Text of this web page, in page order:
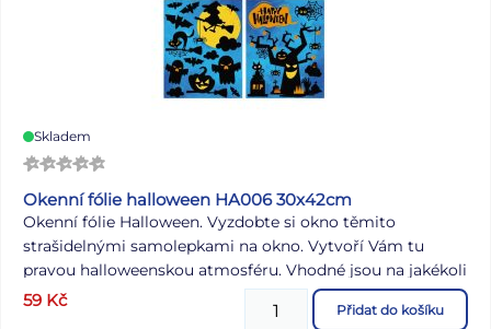
Skladem
Okenní fólie halloween HA006 30x42cm
Okenní fólie Halloween. Vyzdobte si okno těmito
strašidelnými samolepkami na okno. Vytvoří Vám tu
pravou halloweenskou atmosféru. Vhodné jsou na jakékoli
hladké plochy, například sklo, výlohy, zrcadla nebo
kachličky. Čisté, bez lepidla a opakovaně použitelné.
59 Kč Přidat do košíku